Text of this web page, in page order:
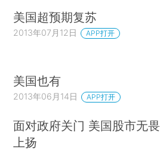
美国超预期复苏
2013年07月12日 APP打开
美国也有
2013年06月14日 APP打开
面对政府关门 美国股市无畏
上扬